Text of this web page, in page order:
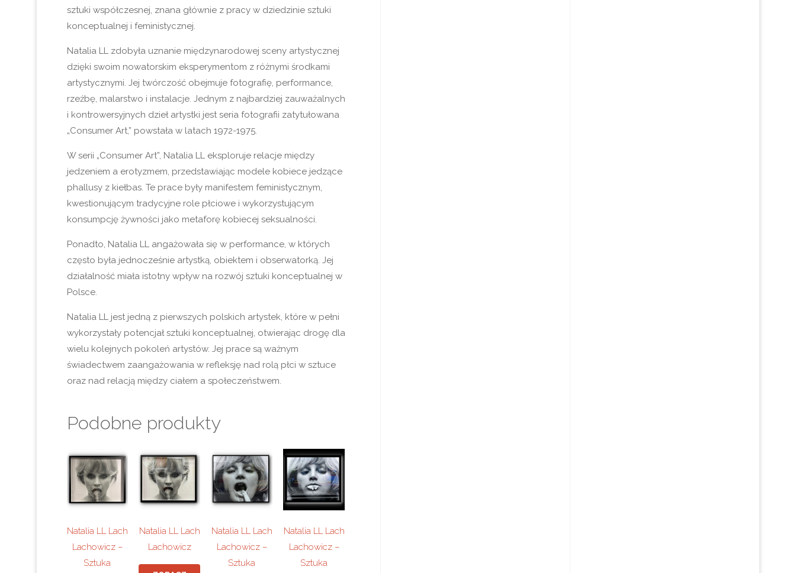
sztuki współczesnej, znana głównie z pracy w dziedzinie sztuki
konceptualnej i feministycznej.
Natalia LL zdobyła uznanie międzynarodowej sceny artystycznej
dzięki swoim nowatorskim eksperymentom z różnymi środkami
artystycznymi. Jej twórczość obejmuje fotografię, performance,
rzeźbę, malarstwo i instalacje. Jednym z najbardziej zauważalnych
i kontrowersyjnych dzieł artystki jest seria fotografii zatytułowana
„Consumer Art,” powstała w latach 1972-1975.
W serii „Consumer Art”, Natalia LL eksploruje relacje między
jedzeniem a erotyzmem, przedstawiając modele kobiece jedzące
phallusy z kiełbas. Te prace były manifestem feministycznym,
kwestionującym tradycyjne role płciowe i wykorzystującym
konsumpcję żywności jako metaforę kobiecej seksualności.
Ponadto, Natalia LL angażowała się w performance, w których
często była jednocześnie artystką, obiektem i obserwatorką. Jej
działalność miała istotny wpływ na rozwój sztuki konceptualnej w
Polsce.
Natalia LL jest jedną z pierwszych polskich artystek, które w pełni
wykorzystały potencjał sztuki konceptualnej, otwierając drogę dla
wielu kolejnych pokoleń artystów. Jej prace są ważnym
świadectwem zaangażowania w refleksję nad rolą płci w sztuce
oraz nad relacją między ciałem a społeczeństwem.
Podobne produkty
Natalia LL Lach
Lachowicz –
Sztuka
Natalia LL Lach
Lachowicz
Natalia LL Lach
Lachowicz –
Sztuka
Natalia LL Lach
Lachowicz –
Sztuka